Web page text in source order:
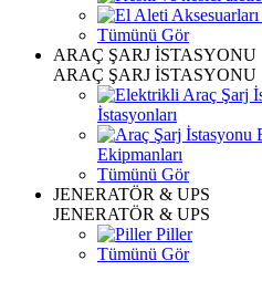
Tümünü Gör
ARAÇ ŞARJ İSTASYONU
ARAÇ ŞARJ İSTASYONU
İstasyonları
Ekipmanları
Tümünü Gör
JENERATÖR & UPS
JENERATÖR & UPS
Piller
Tümünü Gör